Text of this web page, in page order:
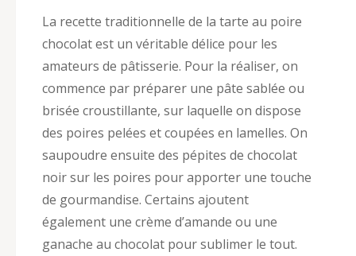
La recette traditionnelle de la tarte au poire
chocolat est un véritable délice pour les
amateurs de pâtisserie. Pour la réaliser, on
commence par préparer une pâte sablée ou
brisée croustillante, sur laquelle on dispose
des poires pelées et coupées en lamelles. On
saupoudre ensuite des pépites de chocolat
noir sur les poires pour apporter une touche
de gourmandise. Certains ajoutent
également une crème d’amande ou une
ganache au chocolat pour sublimer le tout.